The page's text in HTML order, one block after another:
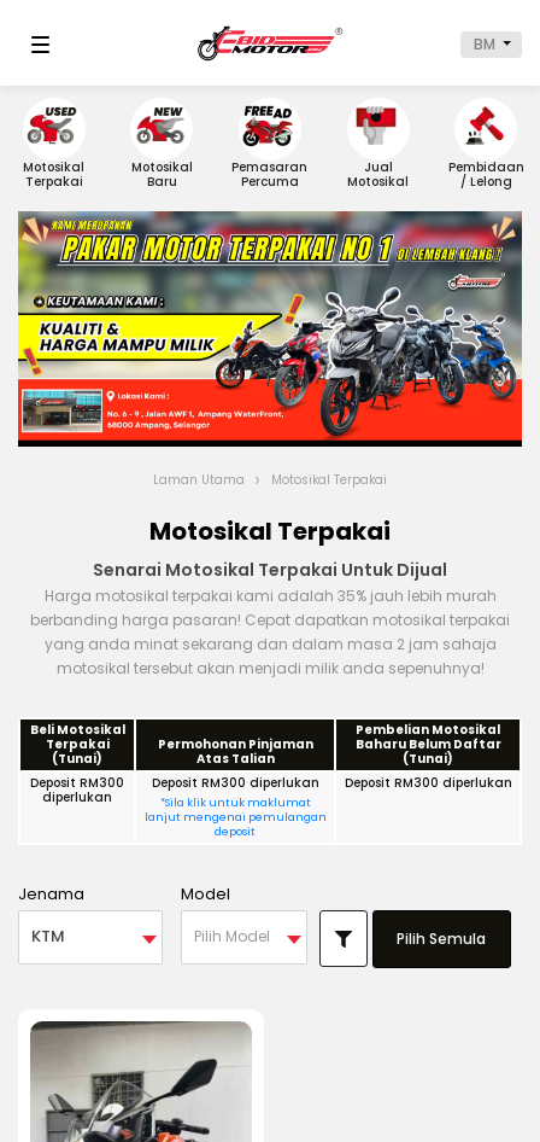
BM
Motosikal
Terpakai
Motosikal
Baru
Pemasaran
Percuma
Jual
Motosikal
Pembidaan
/ Lelong
Laman Utama Motosikal Terpakai
Motosikal Terpakai
Senarai Motosikal Terpakai Untuk Dijual
Harga motosikal terpakai kami adalah 35% jauh lebih murah
berbanding harga pasaran! Cepat dapatkan motosikal terpakai
yang anda minat sekarang dan dalam masa 2 jam sahaja
motosikal tersebut akan menjadi milik anda sepenuhnya!
Beli Motosikal
Terpakai
(Tunai)
Permohonan Pinjaman
Atas Talian
Pembelian Motosikal
Baharu Belum Daftar
(Tunai)
Deposit RM300
diperlukan
Deposit RM300 diperlukan
*Sila klik untuk maklumat
lanjut mengenai pemulangan
deposit
Deposit RM300 diperlukan
Jenama
KTM
Model
Pilih Model Pilih Semula